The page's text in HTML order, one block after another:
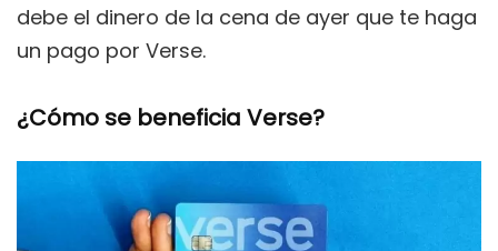
debe el dinero de la cena de ayer que te haga
un pago por Verse.
¿Cómo se beneficia Verse?